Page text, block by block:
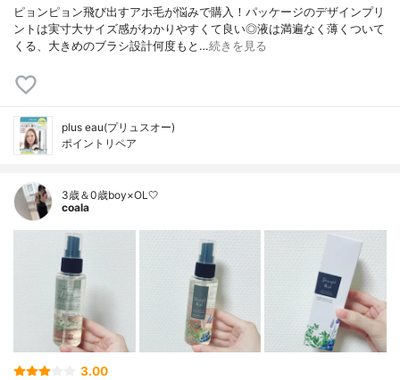
ピョンピョン飛び出すアホ毛が悩みで購入！パッケージのデザインプリ
ントは実寸大サイズ感がわかりやすくて良い◎液は満遍なく薄くついて
くる、大きめのブラシ設計何度もと…続きを見る
plus eau(プリュスオー)
ポイントリペア
3歳＆0歳boy×OL🤍
coala
3.00